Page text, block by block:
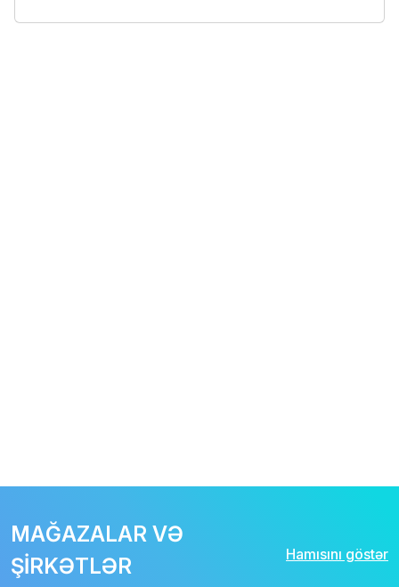
MAĞAZALAR VƏ
ŞİRKƏTLƏR
Hamısını göstər